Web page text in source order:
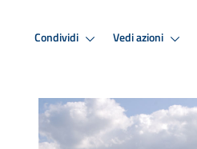
Condividi Vedi azioni